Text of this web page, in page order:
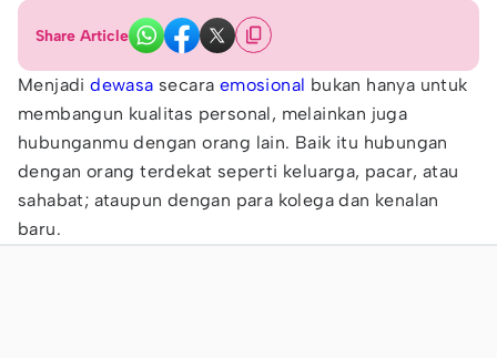
Share Article
Menjadidewasa secara emosional bukan hanya untuk
membangun kualitas personal, melainkan juga
hubunganmu dengan orang lain. Baik itu hubungan
dengan orang terdekat seperti keluarga, pacar, atau
sahabat; ataupun dengan para kolega dan kenalan
baru.